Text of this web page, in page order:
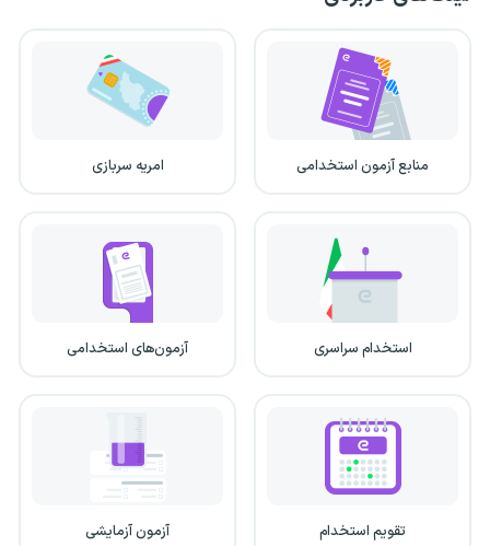
منابع آزمون استخدامی امریه سربازی
استخدام سراسری آزمون‌های استخدامی
تقویم استخدام آزمون آزمایشی